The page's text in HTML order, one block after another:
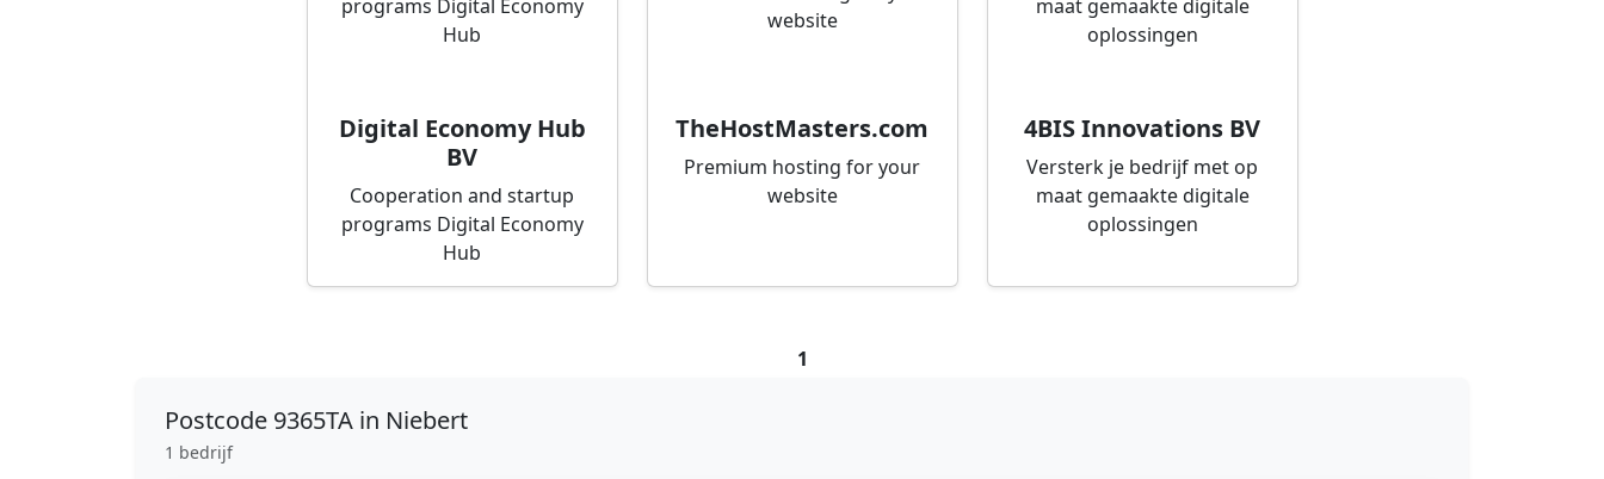
Digital Economy Hub
BV
Cooperation and startup
programs Digital Economy
Hub
TheHostMasters.com
Premium hosting for your
website
4BIS Innovations BV
Versterk je bedrijf met op
maat gemaakte digitale
oplossingen
1
Postcode 9365TA in Niebert
1 bedrijf